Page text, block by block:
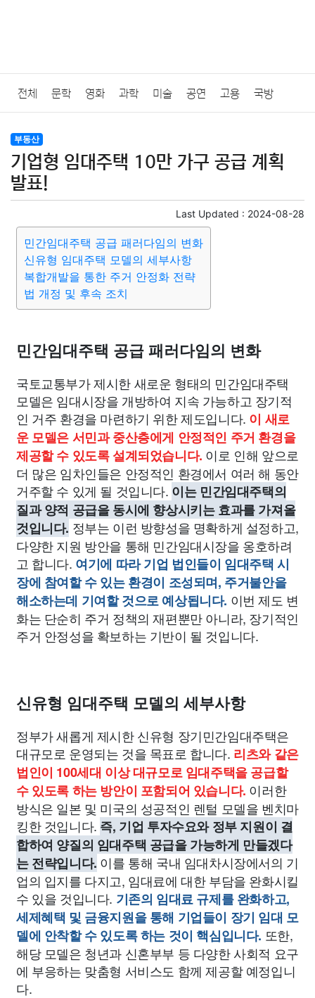
전체 문학 영화 과학 미술 공연 고용 국방
법률
질병 가요 방송 일상 주식 암호화폐 블록체인
미용 증권 인테리어
요리 상품리뷰 원예 금융 게임
대출 자동차 취미 여행 맛집
부동산
기업형 임대주택 10만 가구 공급 계획
발표!
Last Updated : 2024-08-28
민간임대주택 공급 패러다임의 변화
신유형 임대주택 모델의 세부사항
복합개발을 통한 주거 안정화 전략
법 개정 및 후속 조치
민간임대주택 공급 패러다임의 변화
국토교통부가 제시한 새로운 형태의 민간임대주택
모델은 임대시장을 개방하여 지속 가능하고 장기적
인 거주 환경을 마련하기 위한 제도입니다. 이 새로
운 모델은 서민과 중산층에게 안정적인 주거 환경을
제공할 수 있도록 설계되었습니다. 이로 인해 앞으로
더 많은 임차인들은 안정적인 환경에서 여러 해 동안
거주할 수 있게 될 것입니다. 이는 민간임대주택의
질과 양적 공급을 동시에 향상시키는 효과를 가져올
것입니다. 정부는 이런 방향성을 명확하게 설정하고,
다양한 지원 방안을 통해 민간임대시장을 옹호하려
고 합니다. 여기에 따라 기업 법인들이 임대주택 시
장에 참여할 수 있는 환경이 조성되며, 주거불안을
해소하는데 기여할 것으로 예상됩니다. 이번 제도 변
화는 단순히 주거 정책의 재편뿐만 아니라, 장기적인
주거 안정성을 확보하는 기반이 될 것입니다.
신유형 임대주택 모델의 세부사항
정부가 새롭게 제시한 신유형 장기민간임대주택은
대규모로 운영되는 것을 목표로 합니다. 리츠와 같은
법인이 100세대 이상 대규모로 임대주택을 공급할
수 있도록 하는 방안이 포함되어 있습니다. 이러한
방식은 일본 및 미국의 성공적인 렌털 모델을 벤치마
킹한 것입니다. 즉, 기업 투자수요와 정부 지원이 결
합하여 양질의 임대주택 공급을 가능하게 만들겠다
는 전략입니다. 이를 통해 국내 임대차시장에서의 기
업의 입지를 다지고, 임대료에 대한 부담을 완화시킬
수 있을 것입니다. 기존의 임대료 규제를 완화하고,
세제혜택 및 금융지원을 통해 기업들이 장기 임대 모
델에 안착할 수 있도록 하는 것이 핵심입니다. 또한,
해당 모델은 청년과 신혼부부 등 다양한 사회적 요구
에 부응하는 맞춤형 서비스도 함께 제공할 예정입니
다.